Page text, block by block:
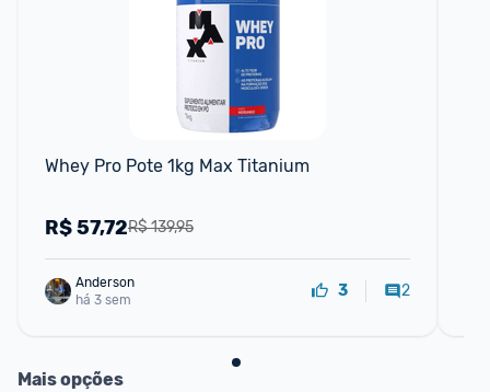
Whey Pro Pote 1kg Max Titanium
R$ 139,95
R$57,72
Anderson
há 3 sem
3 2
Mais opções